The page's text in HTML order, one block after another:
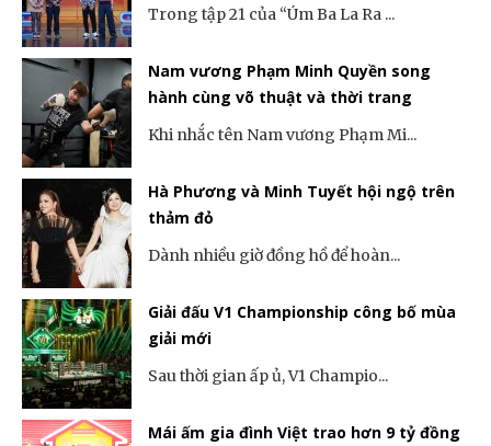
Trong tập 21 của “Úm Ba La Ra ...
Nam vương Phạm Minh Quyền song
hành cùng võ thuật và thời trang
Khi nhắc tên Nam vương Phạm Mi...
Hà Phương và Minh Tuyết hội ngộ trên
thảm đỏ
Dành nhiều giờ đồng hồ để hoàn...
Giải đấu V1 Championship công bố mùa
giải mới
Sau thời gian ấp ủ, V1 Champio...
Mái ấm gia đình Việt trao hơn 9 tỷ đồng